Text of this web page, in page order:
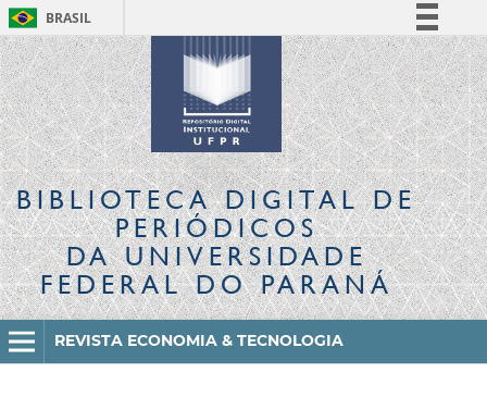
BRASIL
Simplifique!
Comunica BR
Participe
Acesso à informação
Legislação
Canais
BIBLIOTECA DIGITALDE
PERIÓDICOS
DA UNIVERSIDADE
FEDERAL DO PARANÁ
REVISTA ECONOMIA & TECNOLOGIA